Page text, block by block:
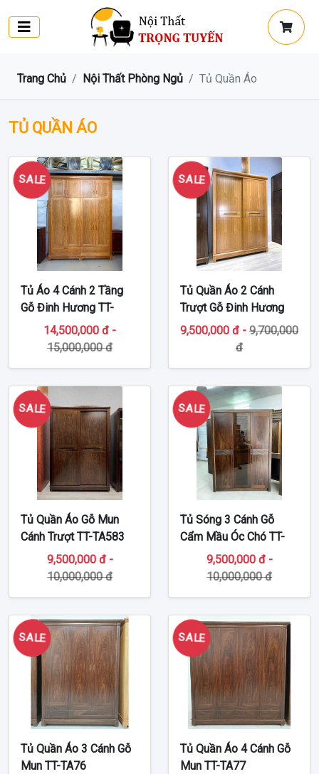
Trang Chủ Nội Thất Phòng Ngủ Tủ Quần Áo
TỦ QUẦN ÁO
SALE
Tủ Áo 4 Cánh 2 Tầng
Gỗ Đinh Hương TT-
TA58414,500,000 đ -
15,000,000 đ
SALE
Tủ Quần Áo 2 Cánh
Trượt Gỗ Đinh Hương
Hiện Đại TT-TA582
9,500,000 đ - 9,700,000
đ
SALE
Tủ Quần Áo Gỗ Mun
Cánh Trượt TT-TA583
9,500,000 đ -
10,000,000 đ
SALE
Tủ Sóng 3 Cánh Gỗ
Cẩm Mầu Óc Chó TT-
TA4939,500,000 đ -
10,000,000 đ
SALE
Tủ Quần Áo 3 Cánh Gỗ
Mun TT-TA76
SALE
Tủ Quần Áo 4 Cánh Gỗ
Mun TT-TA77